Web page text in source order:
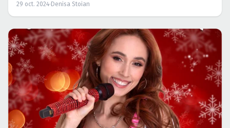
29 oct. 2024· Denisa Stoian